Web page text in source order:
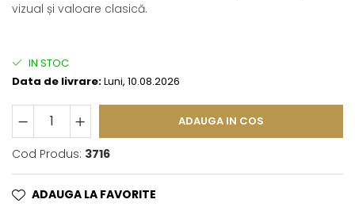
vizual și valoare clasică.
IN STOC
Data de livrare:Luni, 10.08.2026
ADAUGA IN COS
Cod Produs: 3716
ADAUGA LA FAVORITE